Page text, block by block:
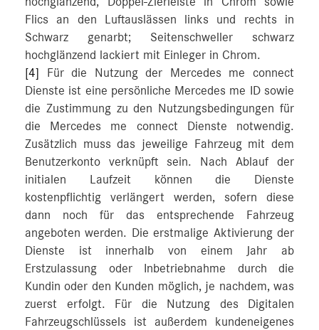
Flics an den Luftauslässen links und rechts in
Schwarz genarbt; Seitenschweller schwarz
hochglänzend lackiert mit Einleger in Chrom.
[4]
Für die Nutzung der Mercedes me connect
Dienste ist eine persönliche Mercedes me ID sowie
die Zustimmung zu den Nutzungsbedingungen für
die Mercedes me connect Dienste notwendig.
Zusätzlich muss das jeweilige Fahrzeug mit dem
Benutzerkonto verknüpft sein. Nach Ablauf der
initialen Laufzeit können die Dienste
kostenpflichtig verlängert werden, sofern diese
dann noch für das entsprechende Fahrzeug
angeboten werden. Die erstmalige Aktivierung der
Dienste ist innerhalb von einem Jahr ab
Erstzulassung oder Inbetriebnahme durch die
Kundin oder den Kunden möglich, je nachdem, was
zuerst erfolgt. Für die Nutzung des Digitalen
Fahrzeugschlüssels ist außerdem kundeneigenes